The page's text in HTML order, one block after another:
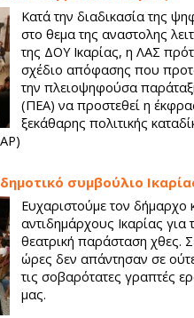
Κατά την διαδικασία της
στο θεμα της αναστολης
της ΔΟΥ Ικαρίας, η ΛΑΣ
σχέδιο απόφασης που
την πλειοψηφούσα
(ΠΕΑ) να προστεθεί η
ξεκάθαρης πολιτικής
συμβούλιο
Ευχαριστούμε τον δήμαρχο
αντιδημάρχους Ικαρίας για
θεατρική παράσταση χθες.
ώρες δεν απάντησαν σε
τις σοβαρότατες γραπτές
μας.